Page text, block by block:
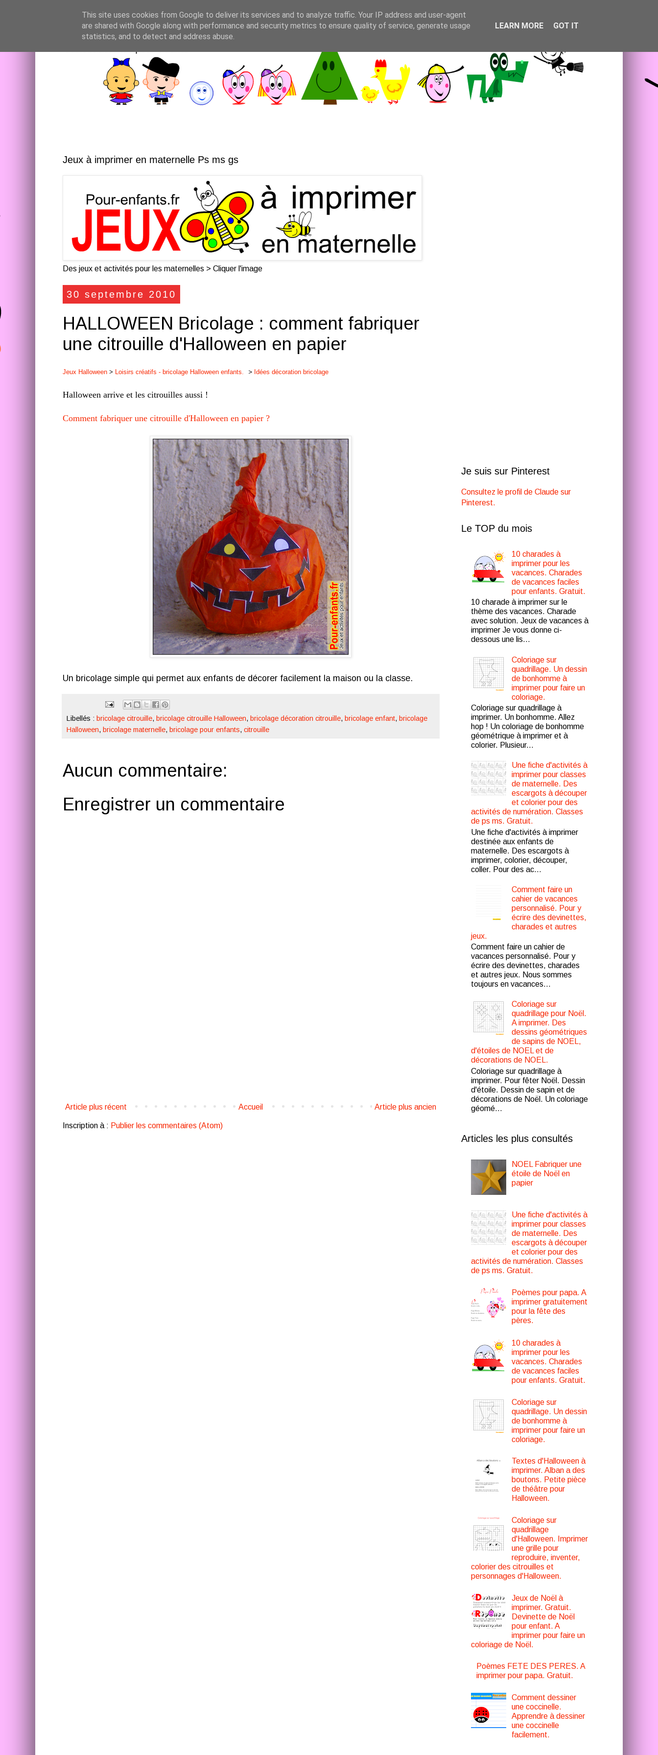
Jeux à imprimer en maternelle Ps ms gs
Des jeux et activités pour les maternelles > Cliquer l'image
30 septembre 2010
HALLOWEEN Bricolage : comment fabriquer
une citrouille d'Halloween en papier
Jeux Halloween > Loisirs créatifs - bricolage Halloween enfants. > Idées décoration bricolage
Halloween arrive et les citrouilles aussi !
Comment fabriquer une citrouille d'Halloween en papier ?
Un bricolage simple qui permet aux enfants de décorer facilement la maison ou la classe.
Libellés : bricolage citrouille, bricolage citrouille Halloween, bricolage décoration citrouille, bricolage enfant, bricolage
Halloween, bricolage maternelle, bricolage pour enfants, citrouille
Aucun commentaire:
Enregistrer un commentaire
Article plus récent Article plus ancien
Accueil
Inscription à : Publier les commentaires (Atom)
Je suis sur Pinterest
Consultez le profil de Claude sur
Pinterest.
Le TOP du mois
10 charades à
imprimer pour les
vacances. Charades
de vacances faciles
pour enfants. Gratuit.
10 charade à imprimer sur le
thème des vacances. Charade
avec solution. Jeux de vacances à
imprimer Je vous donne ci-
dessous une lis...
Coloriage sur
quadrillage. Un dessin
de bonhomme à
imprimer pour faire un
coloriage.
Coloriage sur quadrillage à
imprimer. Un bonhomme. Allez
hop ! Un coloriage de bonhomme
géométrique à imprimer et à
colorier. Plusieur...
Une fiche d'activités à
imprimer pour classes
de maternelle. Des
escargots à découper
et colorier pour des
activités de numération. Classes
de ps ms. Gratuit.
Une fiche d'activités à imprimer
destinée aux enfants de
maternelle. Des escargots à
imprimer, colorier, découper,
coller. Pour des ac...
Comment faire un
cahier de vacances
personnalisé. Pour y
écrire des devinettes,
charades et autres
jeux.
Comment faire un cahier de
vacances personnalisé. Pour y
écrire des devinettes, charades
et autres jeux. Nous sommes
toujours en vacances...
Coloriage sur
quadrillage pour Noël.
A imprimer. Des
dessins géométriques
de sapins de NOEL,
d'étoiles de NOEL et de
décorations de NOEL.
Coloriage sur quadrillage à
imprimer. Pour fêter Noël. Dessin
d'étoile. Dessin de sapin et de
décorations de Noël. Un coloriage
géomé...
Articles les plus consultés
NOEL Fabriquer une
étoile de Noël en
papier
Une fiche d'activités à
imprimer pour classes
de maternelle. Des
escargots à découper
et colorier pour des
activités de numération. Classes
de ps ms. Gratuit.
Poèmes pour papa. A
imprimer gratuitement
pour la fête des
pères.
10 charades à
imprimer pour les
vacances. Charades
de vacances faciles
pour enfants. Gratuit.
Coloriage sur
quadrillage. Un dessin
de bonhomme à
imprimer pour faire un
coloriage.
Textes d'Halloween à
imprimer. Alban a des
boutons. Petite pièce
de théâtre pour
Halloween.
Coloriage sur
quadrillage
d'Halloween. Imprimer
une grille pour
reproduire, inventer,
colorier des citrouilles et
personnages d'Halloween.
Jeux de Noël à
imprimer. Gratuit.
Devinette de Noël
pour enfant. A
imprimer pour faire un
coloriage de Noël.
Poèmes FETE DES PERES. A
imprimer pour papa. Gratuit.
Comment dessiner
une coccinelle.
Apprendre à dessiner
une coccinelle
facilement.
This site uses cookies from Google to deliver its services and to analyze traffic. Your IP address and user-agent
are shared with Google along with performance and security metrics to ensure quality of service, generate usage
statistics, and to detect and address abuse.
LEARN MORE GOT IT